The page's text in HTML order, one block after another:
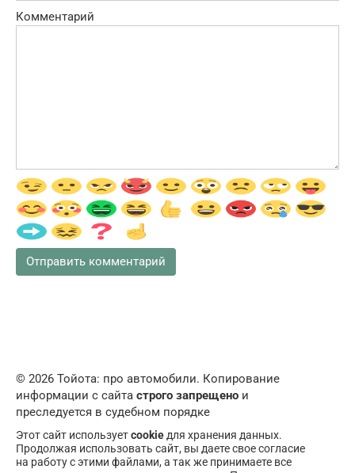
Комментарий
© 2026 Тойота: про автомобили. Копирование
информации с сайта строго запрещено и
преследуется в судебном порядке
Этот сайт используетcookieдля хранения данных.
Продолжая использовать сайт, вы даете свое согласие
на работу с этими файлами, а так же принимаете все